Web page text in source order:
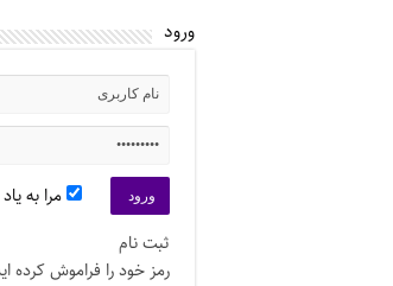
ورود
مرا به
ثبت نام
رمز خود را فراموش کرده